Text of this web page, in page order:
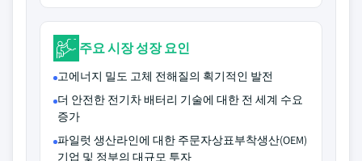
주요 시장 성장 요인
고에너지 밀도 고체 전해질의 획기적인 발전
더 안전한 전기차 배터리 기술에 대한 전 세계 수요
증가
파일럿 생산라인에 대한 주문자상표부착생산(OEM)
기업 및 정부의 대규모 투자